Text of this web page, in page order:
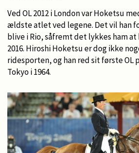
Ved OL 2012 i London var Hoketsu
ældste atlet ved legene. Det vil han
blive i Rio, såfremt det lykkes ham
2016. Hiroshi Hoketsu er dog ikke
ridesporten, og han red sit første OL
Tokyo i 1964.